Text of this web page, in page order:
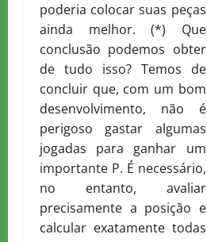
poderia colocar suas peças
ainda melhor. (*) Que
conclusão podemos obter
de tudo isso? Temos de
concluir que, com um bom
desenvolvimento, não é
perigoso gastar algumas
jogadas para ganhar um
importante P. É necessário,
no entanto, avaliar
precisamente a posição e
calcular exatamente todas